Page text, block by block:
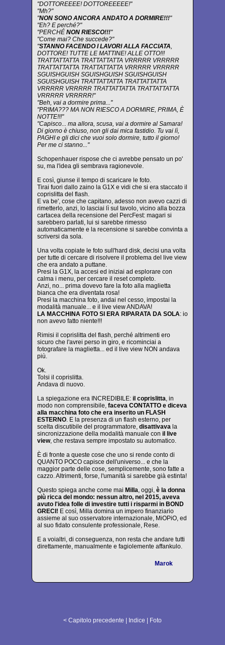
"DOTTOREEEE! DOTTOREEEEE!"
"Mh?"
"NON SONO ANCORA ANDATO A DORMIRE!!!"
"Eh? E perché?"
"PERCHÉ NON RIESCO!!!"
"Come mai? Che succede?"
"STANNO FACENDO I LAVORI ALLA FACCIATA,
DOTTORE! TUTTE LE MATTINE! ALLE OTTO!!!
TRATTATTATTA TRATTATTATTA VRRRRR VRRRRR
TRATTATTATTA TRATTATTATTA VRRRRR VRRRRR
SGUISHGUISH SGUISHGUISH SGUISHGUISH
SGUISHGUISH TRATTATTATTA TRATTATTATTA
VRRRRR VRRRRR TRATTATTATTA TRATTATTATTA
VRRRRR VRRRRR!"
"Beh, vai a dormire prima..."
"PRIMA??? MA NON RIESCO A DORMIRE, PRIMA, È
NOTTE!!!"
"Capisco... ma allora, scusa, vai a dormire al Samara!
Di giorno è chiuso, non gli dai mica fastidio. Tu vai lì,
PAGHI e gli dici che vuoi solo dormire, tutto il giorno!
Per me ci stanno..."
Schopenhauer rispose che ci avrebbe pensato un po'
su, ma l'idea gli sembrava ragionevole.
E così, giunse il tempo di scaricare le foto.
Tirai fuori dallo zaino la G1X e vidi che si era staccato il
coprislitta del flash.
E va be', cose che capitano, adesso non avevo cazzi di
rimetterlo, anzi, lo lasciai lì sul tavolo, vicino alla bozza
cartacea della recensione del PercFest: magari si
sarebbero parlati, lui si sarebbe rimesso
automaticamente e la recensione si sarebbe convinta a
scriversi da sola.
Una volta copiate le foto sull'hard disk, decisi una volta
per tutte di cercare di risolvere il problema del live view
che era andato a puttane.
Presi la G1X, la accesi ed iniziai ad esplorare con
calma i menu, per cercare il reset completo.
Anzi, no... prima dovevo fare la foto alla maglietta
bianca che era diventata rosa!
Presi la macchina foto, andai nel cesso, impostai la
modalità manuale... e il live view ANDAVA!
LA MACCHINA FOTO SI ERA RIPARATA DA SOLA: io
non avevo fatto niente!!!
Rimisi il coprislitta del flash, perché altrimenti ero
sicuro che l'avrei perso in giro, e ricominciai a
fotografare la maglietta... ed il live view NON andava
più.
Ok.
Tolsi il coprislitta.
Andava di nuovo.
La spiegazione era INCREDIBILE: il coprislitta, in
modo non comprensibile, faceva CONTATTO e diceva
alla macchina foto che era inserito un FLASH
ESTERNO. E la presenza di un flash esterno, per
scelta discutibile del programmatore, disattivava la
sincronizzazione della modalità manuale con il live
view, che restava sempre impostato su automatico.
È di fronte a queste cose che uno si rende conto di
QUANTO POCO capisce dell'universo... e che la
maggior parte delle cose, semplicemente, sono fatte a
cazzo. Altrimenti, forse, l'umanità si sarebbe già estinta!
Questo spiega anche come mai Milla, oggi, è la donna
più ricca del mondo: nessun altro, nel 2015, aveva
avuto l'idea folle di investire tutti i risparmi in BOND
GRECI! E così, Milla domina un impero finanziario
assieme al suo osservatore internazionale, MiOPiO, ed
al suo fidato consulente professionale, Rese.
E a voialtri, di conseguenza, non resta che andare tutti
direttamente, manualmente e fagiolemente affankulo.
Marok
< Capitolo precedente Indice Foto